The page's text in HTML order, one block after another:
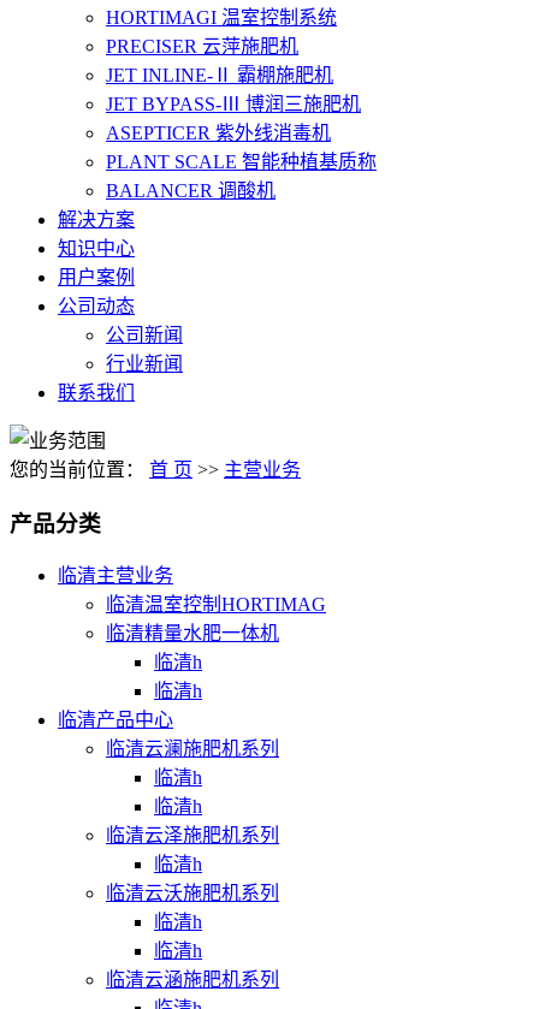
HORTIMAGI 温室控制系统
PRECISER 云萍施肥机
JET INLINE-Ⅱ 霸棚施肥机
JET BYPASS-Ⅲ 博润三施肥机
ASEPTICER 紫外线消毒机
PLANT SCALE 智能种植基质称
BALANCER 调酸机
解决方案
知识中心
用户案例
公司动态
公司新闻
行业新闻
联系我们
您的当前位置： 首 页 >> 主营业务
产品分类
临清主营业务
临清温室控制HORTIMAG
临清精量水肥一体机
临清h
临清h
临清产品中心
临清云澜施肥机系列
临清h
临清h
临清云泽施肥机系列
临清h
临清云沃施肥机系列
临清h
临清h
临清云涵施肥机系列